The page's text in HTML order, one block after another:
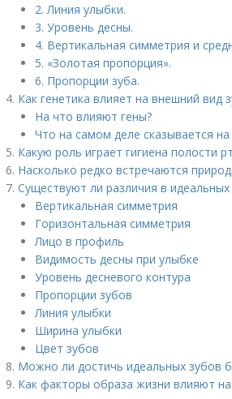
2. Линия улыбки.
3. Уровень десны.
4. Вертикальная симметрия и
5. «Золотая пропорция».
6. Пропорции зуба.
Как генетика влияет на внешний вид
На что влияют гены?
Что на самом деле сказывается
Какую роль играет гигиена полости
Насколько редко встречаются
Существуют ли различия в
Вертикальная симметрия
Горизонтальная симметрия
Лицо в профиль
Видимость десны при улыбке
Уровень десневого контура
Пропорции зубов
Линия улыбки
Ширина улыбки
Цвет зубов
Можно ли достичь идеальных зубов
Как факторы образа жизни влияют